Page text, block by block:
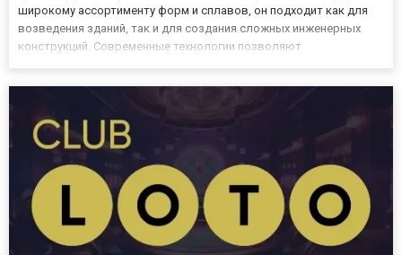
широкому ассортименту форм и сплавов, он подходит как для
возведения зданий, так и для создания сложных инженерных
конструкций. Современные технологии позволяют